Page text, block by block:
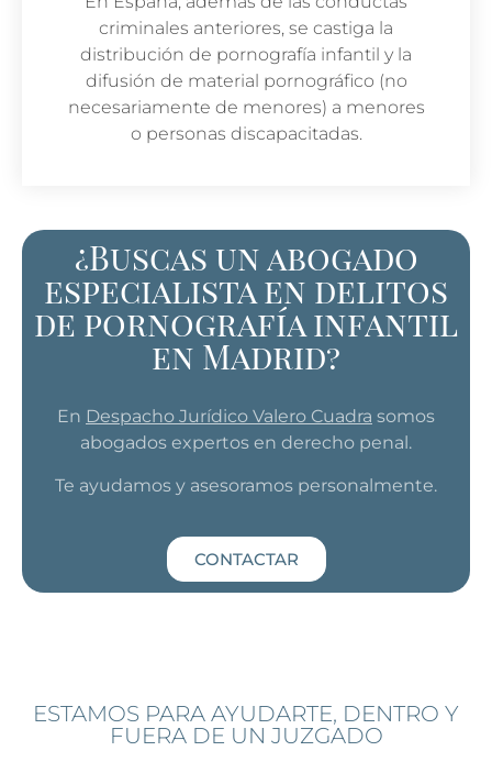
criminales anteriores, se castiga la
distribución de pornografía infantil y la
difusión de material pornográfico (no
necesariamente de menores) a menores
o personas discapacitadas.
¿Buscas un abogado
especialista en delitos
de pornografía infantil
en Madrid?
En Despacho Jurídico Valero Cuadra somos
abogados expertos en derecho penal.
Te ayudamos y asesoramos personalmente.
CONTACTAR
ESTAMOS PARA AYUDARTE, DENTRO Y
FUERA DE UN JUZGADO